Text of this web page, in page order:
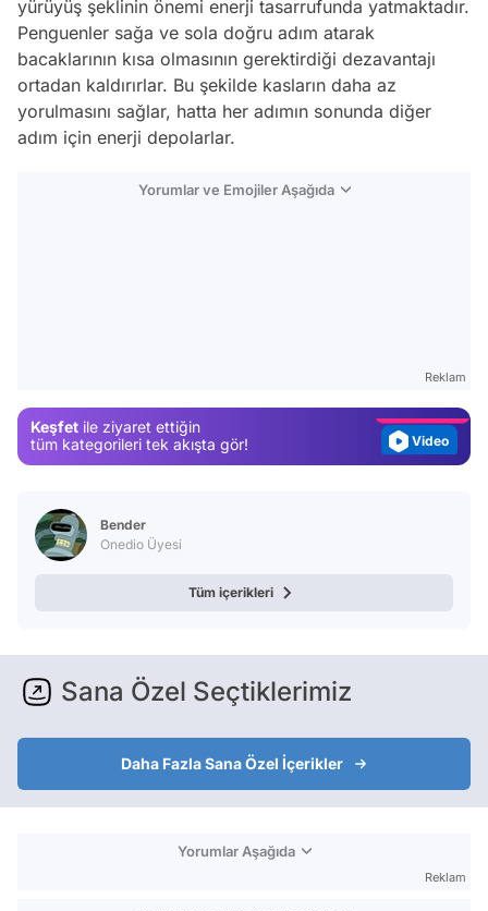
yürüyüş şeklinin önemi enerji tasarrufunda yatmaktadır.
Penguenler sağa ve sola doğru adım atarak
bacaklarının kısa olmasının gerektirdiği dezavantajı
ortadan kaldırırlar. Bu şekilde kasların daha az
yorulmasını sağlar, hatta her adımın sonunda diğer
adım için enerji depolarlar.
Yorumlar ve Emojiler Aşağıda
Reklam
Keşfet ile ziyaret ettiğin
tüm kategorileri tek akışta gör!
Video
Bender
Onedio Üyesi
Tüm içerikleri
Sana Özel Seçtiklerimiz
Daha Fazla Sana Özel İçerikler
Yorumlar Aşağıda
Reklam